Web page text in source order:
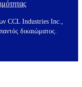
CCL Industries Inc.,
δικαιώματος.